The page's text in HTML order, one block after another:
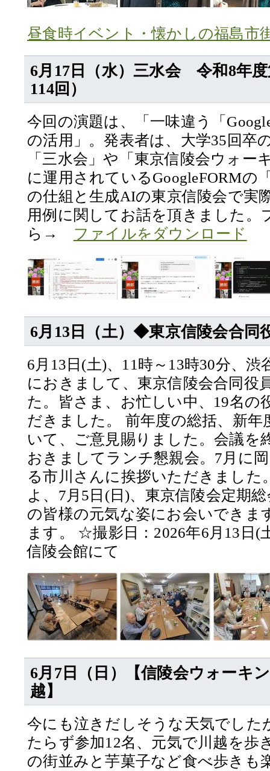
昼食時イベント・懐かしの福島市
6月17日（水）三水会 令和8年
114回）
今回の演題は、「一味違う「
の活用」。発表者は、大学35回卒
「三水会」や「東京信陵会ウォー
に運用されているGoogleFORMの
の仕組と生成AIの東京信陵会で実
用例に関してお話を頂きました。
ら→ ファイルをダウンロード
6月13日（土）◆東京信陵会合
6月13日(土)、11時～13時30分、渋
におきまして、東京信陵会合同役
た。皆さま、お忙しい中、19名の
だきました。 前年度の総括、新年
いて、ご意見賜りました。会議を
おきましてランチ懇親会。7月に
る市川さんに挨拶いただきました
よ、7月5日(日)、東京信陵会定期
の皆様の元気な姿にお会いできま
ます。 ☆撮影日：2026年6月13日
信陵会館にて
6月7日（日）【信陵会ウォーキ
越】
今にも泣きだしそうな天気でした
たらず参加12名、元気で川越を歩
の街並みと芋菓子など食べ歩きも